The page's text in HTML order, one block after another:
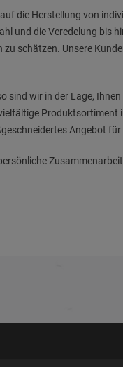
die Herstellung von
und die Veredelung
schätzen. Unsere
wir in der Lage,
Angebot